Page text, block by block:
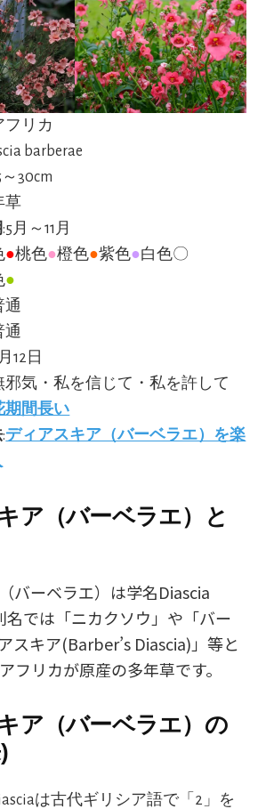
フリカ
barberae
～30cm
草
:5月～11月
●桃色●橙色●紫色●白色〇
●
通
通
12日
邪気・私を信じて・私を許して
期間長い
:ディアスキア（バーベラエ）を楽
ア（バーベラエ）と
バーベラエ）は学名Diascia
では「ニカクソウ」や「バー
スキア(Barber’s Diascia)」等と
フリカが原産の多年草です。
ア（バーベラエ）の
は古代ギリシア語で「2」を